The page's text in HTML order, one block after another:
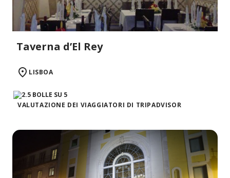
Taverna d’El Rey
LISBOA
VALUTAZIONE DEI VIAGGIATORI DI TRIPADVISOR